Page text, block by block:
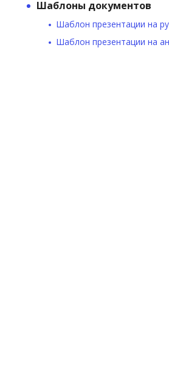
Шаблоны документов
Шаблон презентации на
Шаблон презентации на